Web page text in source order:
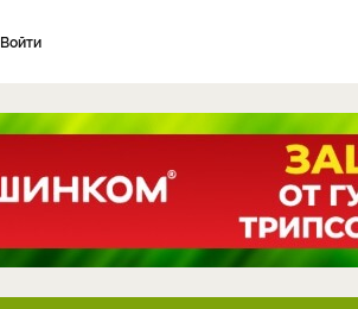
Войти